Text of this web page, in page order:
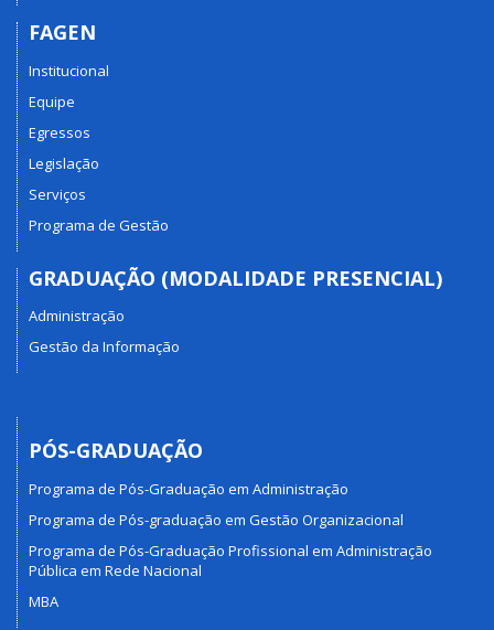
FAGEN
Institucional
Equipe
Egressos
Legislação
Serviços
Programa de Gestão
GRADUAÇÃO (MODALIDADE PRESENCIAL)
Administração
Gestão da Informação
PÓS-GRADUAÇÃO
Programa de Pós-Graduação em Administração
Programa de Pós-graduação em Gestão Organizacional
Programa de Pós-Graduação Profissional em Administração
Pública em Rede Nacional
MBA